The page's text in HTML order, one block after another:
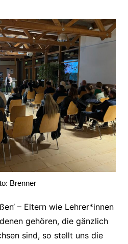
Brenner
– Eltern wie Lehrer*innen
gehören, die gänzlich
sind, so stellt uns die